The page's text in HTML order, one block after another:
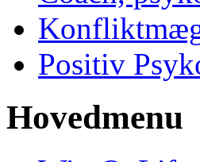
Positiv
Hovedmenu